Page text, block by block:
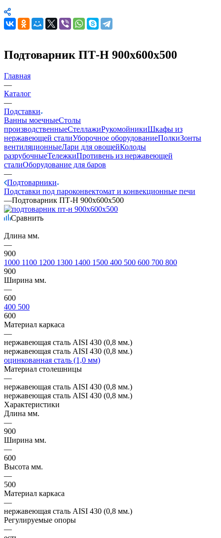
Подтоварник ПТ-Н 900х600х500
Главная
—
Каталог
—
Подставки
Ванны моечныеСтолы
производственныеСтеллажиРукомойникиШкафы из
нержавеющей сталиУборочное оборудованиеПолкиЗонты
вентиляционныеЛари для овощейКолоды
разрубочныеТележкиПротивень из нержавеющей
сталиОборудование для баров
—
Подтоварники
Подставки под пароконвектомат и конвекционные печи
—Подтоварник ПТ-Н 900х600х500
Сравнить
Длина мм.
—
900
1000 1100 1200 1300 1400 1500 400 500 600 700 800
900
Ширина мм.
—
600
400 500
600
Материал каркаса
—
нержавеющая сталь AISI 430 (0,8 мм.)
нержавеющая сталь AISI 430 (0,8 мм.)
оцинкованная сталь (1,0 мм)
Материал столешницы
—
нержавеющая сталь AISI 430 (0,8 мм.)
нержавеющая сталь AISI 430 (0,8 мм.)
Характеристики
Длина мм.
—
900
Ширина мм.
—
600
Высота мм.
—
500
Материал каркаса
—
нержавеющая сталь AISI 430 (0,8 мм.)
Регулируемые опоры
—